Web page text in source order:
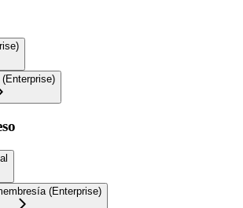
(Enterprise)